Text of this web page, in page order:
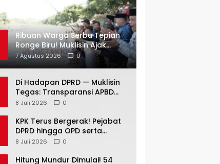
Ribuan Warga Serbu Tepian
Ronge Biru! Muklisin Ajak
Generasi Muda Jaga Warisan
Budaya
7 Agustus 2026 0
Di Hadapan DPRD — Muklisin
Tegas: Transparansi APBD
Tak Boleh Hanya Jadi Slogan!
8 Juli 2026 0
KPK Terus Bergerak! Pejabat
DPRD hingga OPD serta
Camat di Kuansing Diperiksa
8 Juli 2026 0
Hitung Mundur Dimulai! 54